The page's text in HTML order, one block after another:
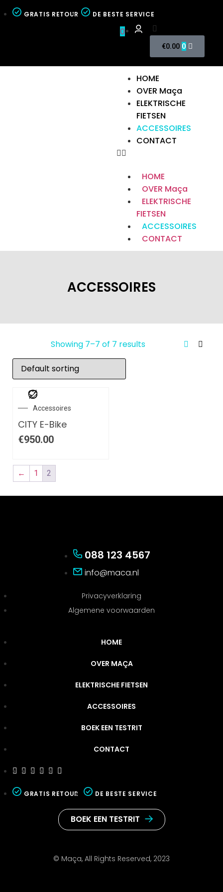
GRATIS RETOUR DE BESTE SERVICE
0
€0.00 0
HOME
OVER Maça
ELEKTRISCHE
FIETSEN
ACCESSOIRES
CONTACT
HOME
OVER Maça
ELEKTRISCHE
FIETSEN
ACCESSOIRES
CONTACT
ACCESSOIRES
Showing 7–7 of 7 results
Accessoires
CITY E-Bike
€950.00
← 1 2
088 123 4567
info@maca.nl
Privacyverklaring
Algemene voorwaarden
HOME
OVER MAÇA
ELEKTRISCHE FIETSEN
ACCESSOIRES
BOEK EEN TESTRIT
CONTACT
GRATIS RETOUR DE BESTE SERVICE
BOEK EEN TESTRIT
© Maça, All Rights Reserved, 2023